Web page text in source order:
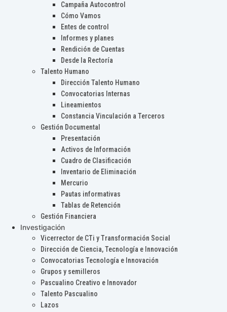
Campaña Autocontrol
Cómo Vamos
Entes de control
Informes y planes
Rendición de Cuentas
Desde la Rectoría
Talento Humano
Dirección Talento Humano
Convocatorias Internas
Lineamientos
Constancia Vinculación a Terceros
Gestión Documental
Presentación
Activos de Información
Cuadro de Clasificación
Inventario de Eliminación
Mercurio
Pautas informativas
Tablas de Retención
Gestión Financiera
Investigación
Vicerrector de CTi y Transformación Social
Dirección de Ciencia, Tecnología e Innovación
Convocatorias Tecnología e Innovación
Grupos y semilleros
Pascualino Creativo e Innovador
Talento Pascualino
Lazos